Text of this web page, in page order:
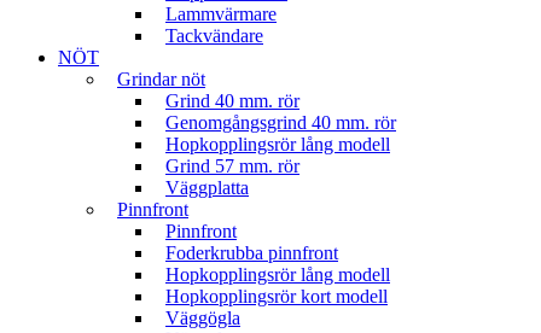
Lammvärmare
Tackvändare
NÖT
Grindar nöt
Grind 40 mm. rör
Genomgångsgrind 40 mm. rör
Hopkopplingsrör lång modell
Grind 57 mm. rör
Väggplatta
Pinnfront
Pinnfront
Foderkrubba pinnfront
Hopkopplingsrör lång modell
Hopkopplingsrör kort modell
Väggögla